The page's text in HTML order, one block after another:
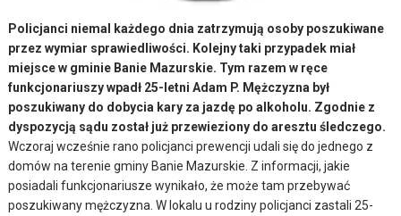
Policjanci niemal każdego dnia zatrzymują osoby poszukiwane
przez wymiar sprawiedliwości. Kolejny taki przypadek miał
miejsce w gminie Banie Mazurskie. Tym razem w ręce
funkcjonariuszy wpadł 25-letni Adam P. Mężczyzna był
poszukiwany do dobycia kary za jazdę po alkoholu. Zgodnie z
dyspozycją sądu został już przewieziony do aresztu śledczego.
Wczoraj wcześnie rano policjanci prewencji udali się do jednego z
domów na terenie gminy Banie Mazurskie. Z informacji, jakie
posiadali funkcjonariusze wynikało, że może tam przebywać
poszukiwany mężczyzna. W lokalu u rodziny policjanci zastali 25-